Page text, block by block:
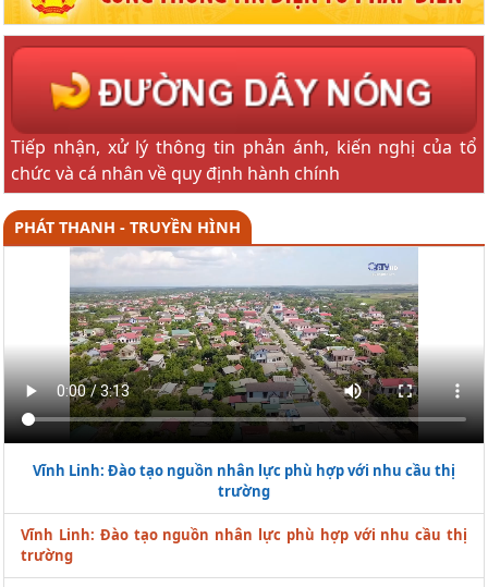
Tiếp nhận, xử lý thông tin phản ánh, kiến nghị của tổ
chức và cá nhân về quy định hành chính
PHÁT THANH - TRUYỀN HÌNH
Vĩnh Linh: Đào tạo nguồn nhân lực phù hợp với nhu cầu thị
trường
Vĩnh Linh: Đào tạo nguồn nhân lực phù hợp với nhu cầu thị
trường